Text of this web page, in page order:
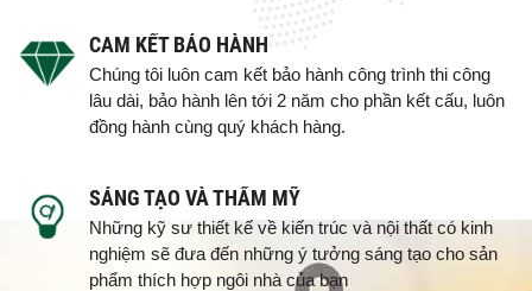
CAM KẾT BẢO HÀNH
Chúng tôi luôn cam kết bảo hành công trình thi công
lâu dài, bảo hành lên tới 2 năm cho phần kết cấu, luôn
đồng hành cùng quý khách hàng.
SÁNG TẠO VÀ THẨM MỸ
Những kỹ sư thiết kế về kiến trúc và nội thất có kinh
nghiệm sẽ đưa đến những ý tưởng sáng tạo cho sản
phẩm thích hợp ngôi nhà của bạn